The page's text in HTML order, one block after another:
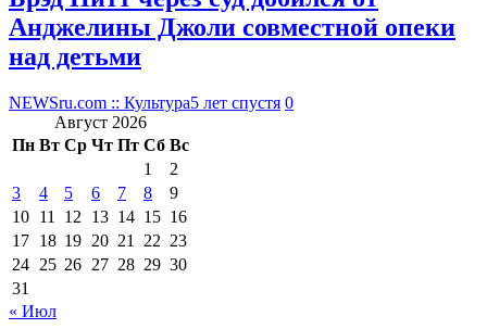
Анджелины Джоли совместной опеки
над детьми
NEWSru.com :: Культура5 лет спустя 0
Август 2026
Пн Вт Ср Чт Пт Сб Вс
1
2
3
4 5 6 7 8
9
10 11 12 13 14 15 16
17 18 19 20 21 22 23
24 25 26 27 28 29 30
31
« Июл